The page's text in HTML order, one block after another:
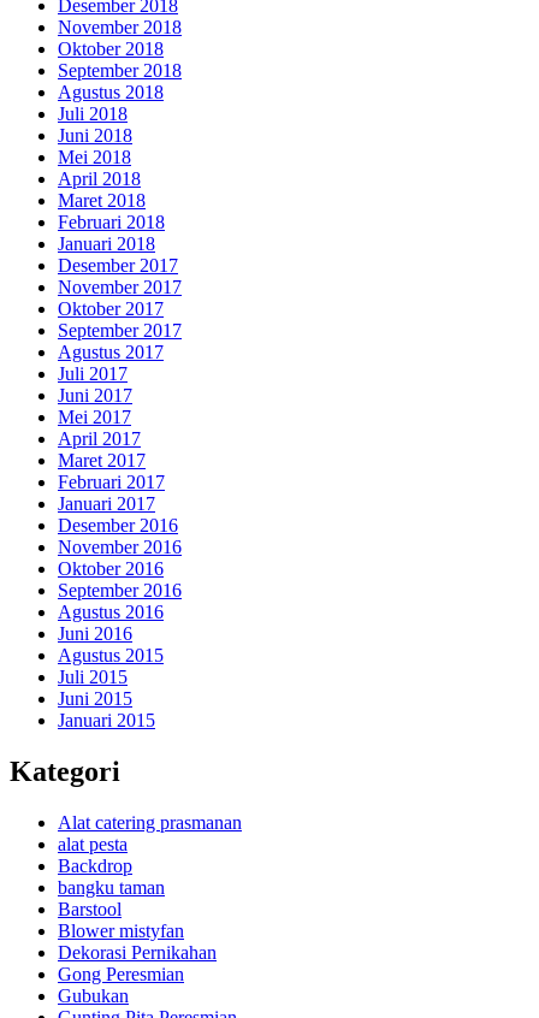
Desember 2018
November 2018
Oktober 2018
September 2018
Agustus 2018
Juli 2018
Juni 2018
Mei 2018
April 2018
Maret 2018
Februari 2018
Januari 2018
Desember 2017
November 2017
Oktober 2017
September 2017
Agustus 2017
Juli 2017
Juni 2017
Mei 2017
April 2017
Maret 2017
Februari 2017
Januari 2017
Desember 2016
November 2016
Oktober 2016
September 2016
Agustus 2016
Juni 2016
Agustus 2015
Juli 2015
Juni 2015
Januari 2015
Kategori
Alat catering prasmanan
alat pesta
Backdrop
bangku taman
Barstool
Blower mistyfan
Dekorasi Pernikahan
Gong Peresmian
Gubukan